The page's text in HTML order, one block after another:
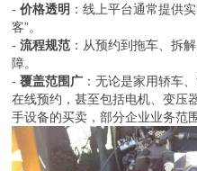
-价格透明 ：线上平台通常提供
客”。
-流程规范 ：从预约到拖车、拆
障。
-覆盖范围广 ：无论是家用轿车
在线预约，甚至包括电机、变压
手设备的买卖，部分企业业务范